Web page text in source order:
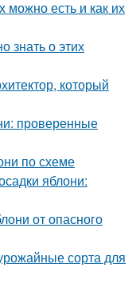
можно есть и как их
знать о этих
который
проверенные
по схеме
яблони:
от опасного
сорта для